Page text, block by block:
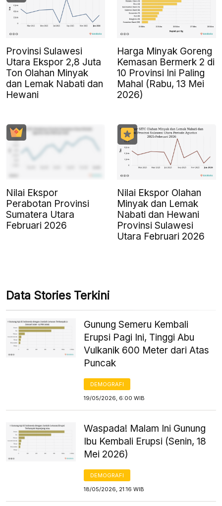
Provinsi Sulawesi
Utara Ekspor 2,8 Juta
Ton Olahan Minyak
dan Lemak Nabati dan
Hewani
Harga Minyak Goreng
Kemasan Bermerk 2 di
10 Provinsi Ini Paling
Mahal (Rabu, 13 Mei
2026)
Nilai Ekspor
Perabotan Provinsi
Sumatera Utara
Februari 2026
Nilai Ekspor Olahan
Minyak dan Lemak
Nabati dan Hewani
Provinsi Sulawesi
Utara Februari 2026
Data Stories Terkini
Gunung Semeru Kembali
Erupsi Pagi Ini, Tinggi Abu
Vulkanik 600 Meter dari Atas
Puncak
DEMOGRAFI
19/05/2026, 6:00 WIB
Waspada! Malam Ini Gunung
Ibu Kembali Erupsi (Senin, 18
Mei 2026)
DEMOGRAFI
18/05/2026, 21:16 WIB